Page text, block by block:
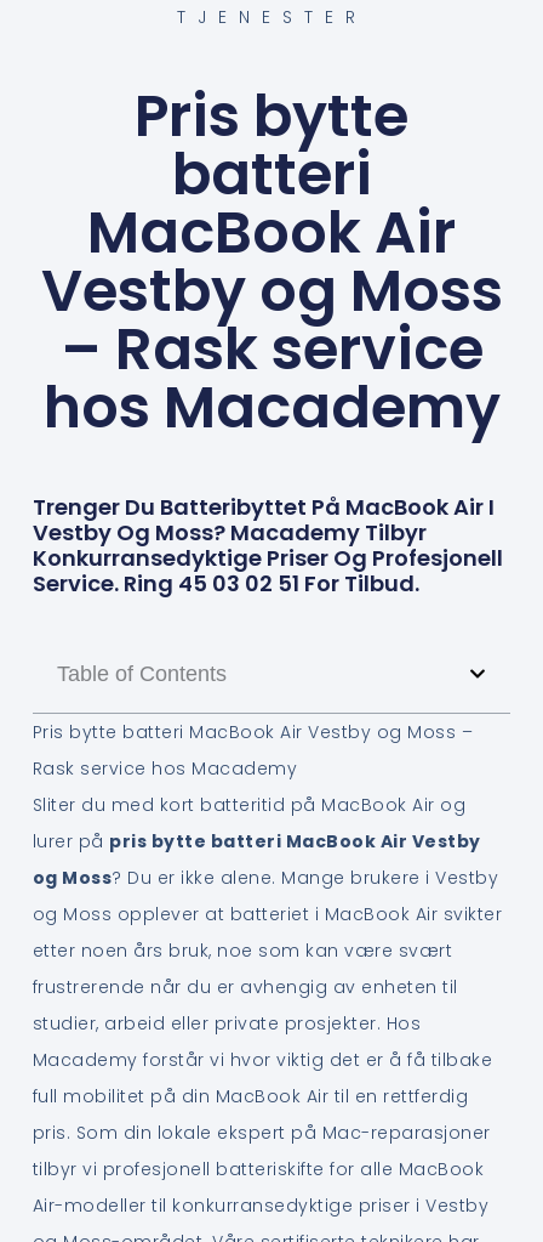
TJENESTER
Pris bytte
batteri
MacBook Air
Vestby og Moss
– Rask service
hos Macademy
Trenger Du Batteribyttet På MacBook Air I
Vestby Og Moss? Macademy Tilbyr
Konkurransedyktige Priser Og Profesjonell
Service. Ring 45 03 02 51 For Tilbud.
Table of Contents
Pris bytte batteri MacBook Air Vestby og Moss –
Rask service hos Macademy
Sliter du med kort batteritid på MacBook Air og
lurer på pris bytte batteri MacBook Air Vestby
og Moss? Du er ikke alene. Mange brukere i Vestby
og Moss opplever at batteriet i MacBook Air svikter
etter noen års bruk, noe som kan være svært
frustrerende når du er avhengig av enheten til
studier, arbeid eller private prosjekter. Hos
Macademy forstår vi hvor viktig det er å få tilbake
full mobilitet på din MacBook Air til en rettferdig
pris. Som din lokale ekspert på Mac-reparasjoner
tilbyr vi profesjonell batteriskifte for alle MacBook
Air-modeller til konkurransedyktige priser i Vestby